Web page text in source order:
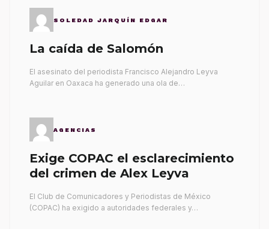
SOLEDAD JARQUÍN EDGAR
La caída de Salomón
El asesinato del periodista Francisco Alejandro Leyva
Aguilar en Oaxaca ha generado una ola de…
AGENCIAS
Exige COPAC el esclarecimiento
del crimen de Alex Leyva
El Club de Comunicadores y Periodistas de México
(COPAC) ha exigido a autoridades federales y…